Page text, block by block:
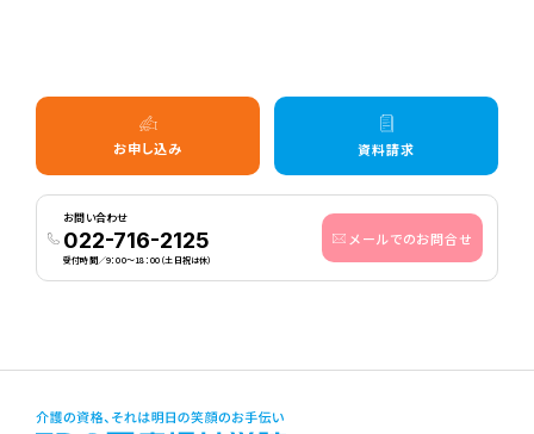
お申し込み 資料請求
お問い合わせ
022-716-2125
受付時間／9：00〜18：00（土日祝は休）
メールでのお問合せ